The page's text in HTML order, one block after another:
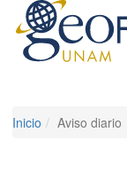
Inicio Aviso diario